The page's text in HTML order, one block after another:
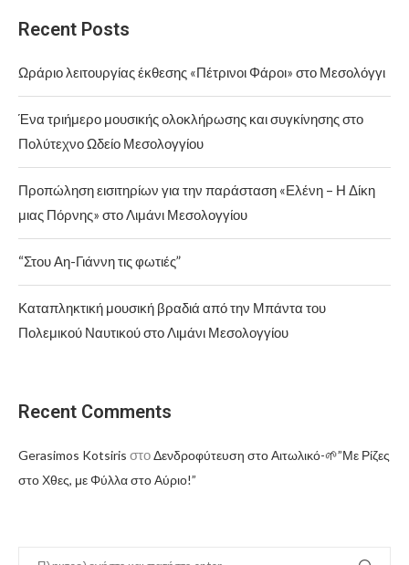
Recent Posts
Ωράριο λειτουργίας έκθεσης «Πέτρινοι Φάροι» στο Μεσολόγγι
Ένα τριήμερο μουσικής ολοκλήρωσης και συγκίνησης στο
Πολύτεχνο Ωδείο Μεσολογγίου
Προπώληση εισιτηρίων για την παράσταση «Ελένη – Η Δίκη
μιας Πόρνης» στο Λιμάνι Μεσολογγίου
“Στου Αη-Γιάννη τις φωτιές”
Καταπληκτική μουσική βραδιά από την Μπάντα του
Πολεμικού Ναυτικού στο Λιμάνι Μεσολογγίου
Recent Comments
Gerasimos Kotsiris στοΔενδροφύτευση στο Αιτωλικό-🌱”Με Ρίζες
στο Χθες, με Φύλλα στο Αύριο!”